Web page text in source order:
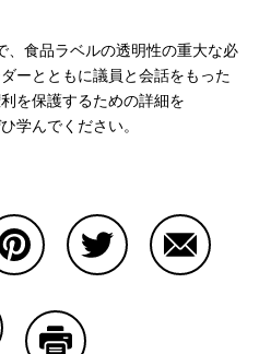
、食品ラベルの透明性の重大な必
ーとともに議員と会話をもった
を保護するための詳細を
学んでください。